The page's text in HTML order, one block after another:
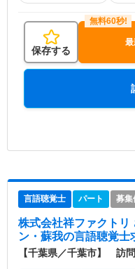
保存する
言語聴覚士 パート 募集
株式会社祥ファクトリ
ン・蘇我の言語聴覚士
【千葉県／千葉市】 訪